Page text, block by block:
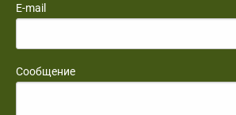
E-mail
Сообщение